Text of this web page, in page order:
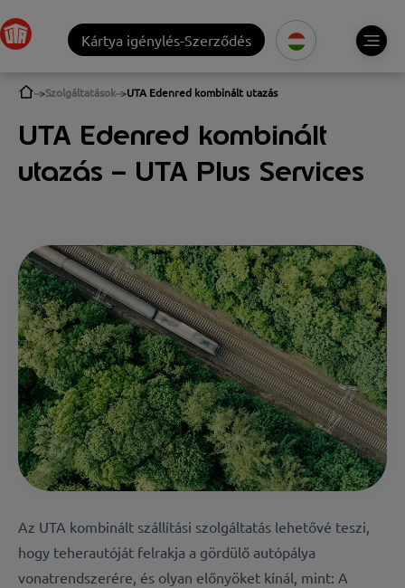
Kártya igénylés-Szerződés
Szolgáltatások UTA Edenred kombinált utazás
UTA Edenred kombinált
utazás – UTA Plus Services
Az UTA kombinált szállítási szolgáltatás lehetővé teszi,
hogy teherautóját felrakja a gördülő autópálya
vonatrendszerére, és olyan előnyöket kínál, mint: A